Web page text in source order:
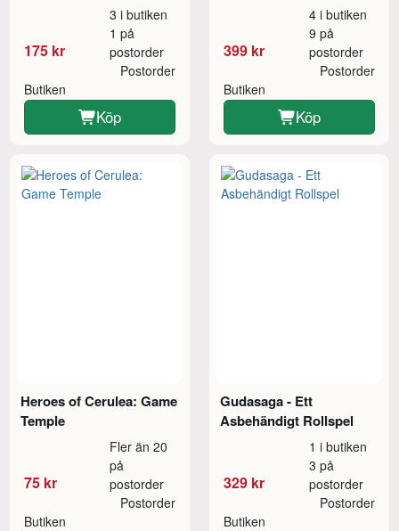
175 kr
3 i butiken
1 på
postorder
Butiken
Postorder
Köp
399 kr
4 i butiken
9 på
postorder
Butiken
Postorder
Köp
Heroes of Cerulea: Game
Temple
75 kr
Fler än 20
på
postorder
Butiken
Postorder
Gudasaga - Ett
Asbehändigt Rollspel
329 kr
1 i butiken
3 på
postorder
Butiken
Postorder